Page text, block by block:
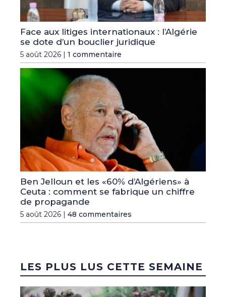
Face aux litiges internationaux : l’Algérie
se dote d’un bouclier juridique
5 août 2026 | 1 commentaire
Ben Jelloun et les «60% d’Algériens» à
Ceuta : comment se fabrique un chiffre
de propagande
5 août 2026 | 48 commentaires
LES PLUS LUS CETTE SEMAINE